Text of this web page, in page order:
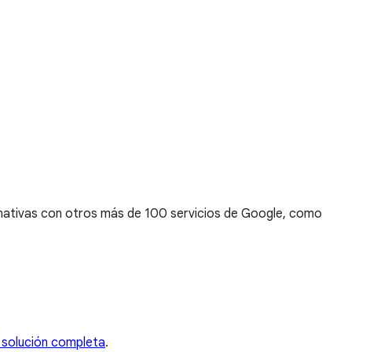
con otros más de 100 servicios de Google, como
completa.